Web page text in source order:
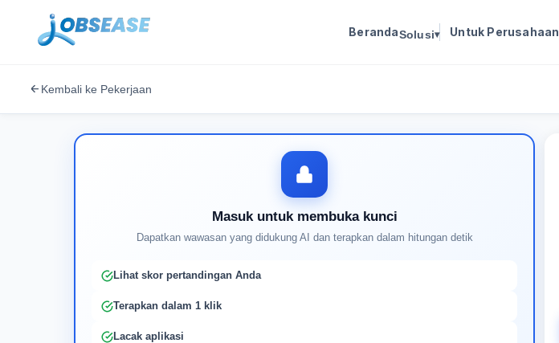
BerandaSolusi▾ Untuk Perusahaan
Kembali ke Pekerjaan
Masuk untuk membuka kunci
Dapatkan wawasan yang didukung AI dan terapkan dalam hitungan detik
Lihat skor pertandingan Anda
Terapkan dalam 1 klik
Lacak aplikasi